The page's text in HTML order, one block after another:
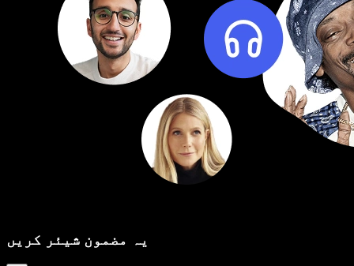
یہ مضمون شیئر کریں